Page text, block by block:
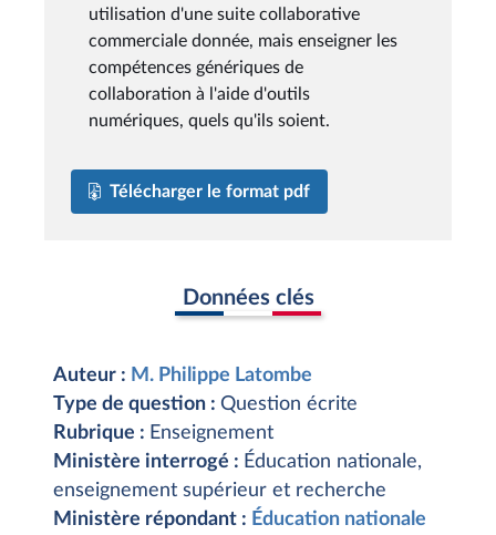
utilisation d'une suite collaborative
commerciale donnée, mais enseigner les
compétences génériques de
collaboration à l'aide d'outils
numériques, quels qu'ils soient.
Télécharger le format pdf
Données clés
Auteur : M. Philippe Latombe
Type de question : Question écrite
Rubrique : Enseignement
Ministère interrogé : Éducation nationale,
enseignement supérieur et recherche
Ministère répondant : Éducation nationale